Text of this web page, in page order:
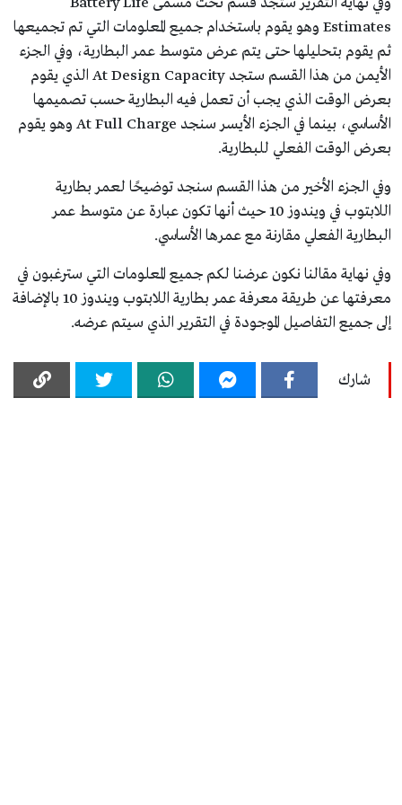
Estimates وهو يقوم باستخدام جميع المعلومات التي تم تجميعها
ثم يقوم بتحليلها حتى يتم عرض متوسط عمر البطارية، وفي الجزء
الأيمن من هذا القسم ستجد At Design Capacity الذي يقوم
بعرض الوقت الذي يجب أن تعمل فيه البطارية حسب تصميمها
الأساسي، بينما في الجزء الأيسر سنجد At Full Charge وهو يقوم
بعرض الوقت الفعلي للبطارية.
وفي الجزء الأخير من هذا القسم سنجد توضيحًا لعمر بطارية
اللابتوب في ويندوز 10 حيث أنها تكون عبارة عن متوسط عمر
البطارية الفعلي مقارنة مع عمرها الأساسي.
وفي نهاية مقالنا نكون عرضنا لكم جميع المعلومات التي سترغبون في
معرفتها عن طريقة معرفة عمر بطارية اللابتوب ويندوز 10 بالإضافة
إلى جميع التفاصيل الموجودة في التقرير الذي سيتم عرضه.
شارك